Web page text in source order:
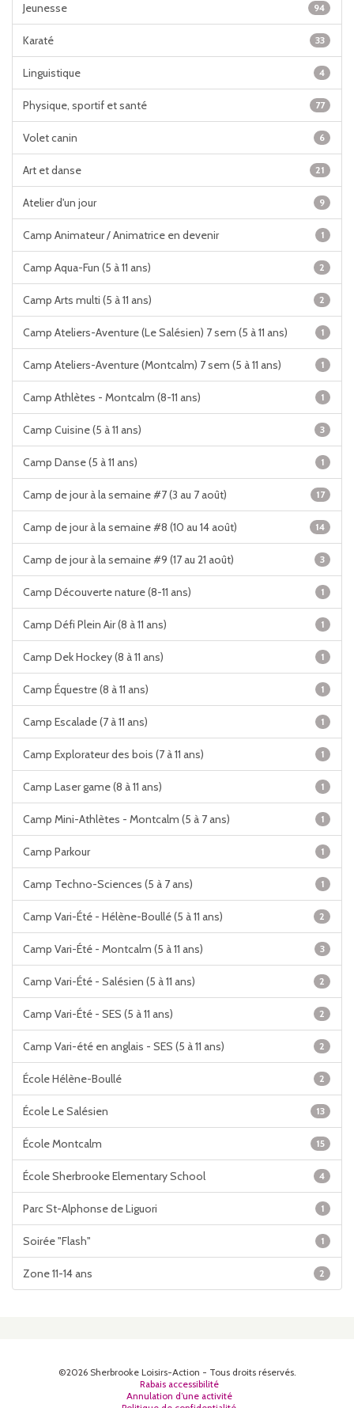
Jeunesse 94
Karaté 33
Linguistique 4
Physique, sportif et santé 77
Volet canin 6
Art et danse 21
Atelier d'un jour 9
Camp Animateur / Animatrice en devenir 1
Camp Aqua-Fun (5 à 11 ans) 2
Camp Arts multi (5 à 11 ans) 2
Camp Ateliers-Aventure (Le Salésien) 7 sem (5 à 11 ans) 1
Camp Ateliers-Aventure (Montcalm) 7 sem (5 à 11 ans) 1
Camp Athlètes - Montcalm (8-11 ans) 1
Camp Cuisine (5 à 11 ans) 3
Camp Danse (5 à 11 ans) 1
Camp de jour à la semaine #7 (3 au 7 août) 17
Camp de jour à la semaine #8 (10 au 14 août) 14
Camp de jour à la semaine #9 (17 au 21 août) 3
Camp Découverte nature (8-11 ans) 1
Camp Défi Plein Air (8 à 11 ans) 1
Camp Dek Hockey (8 à 11 ans) 1
Camp Équestre (8 à 11 ans) 1
Camp Escalade (7 à 11 ans) 1
Camp Explorateur des bois (7 à 11 ans) 1
Camp Laser game (8 à 11 ans) 1
Camp Mini-Athlètes - Montcalm (5 à 7 ans) 1
Camp Parkour 1
Camp Techno-Sciences (5 à 7 ans) 1
Camp Vari-Été - Hélène-Boullé (5 à 11 ans) 2
Camp Vari-Été - Montcalm (5 à 11 ans) 3
Camp Vari-Été - Salésien (5 à 11 ans) 2
Camp Vari-Été - SES (5 à 11 ans) 2
Camp Vari-été en anglais - SES (5 à 11 ans) 2
École Hélène-Boullé 2
École Le Salésien 13
École Montcalm 15
École Sherbrooke Elementary School 4
Parc St-Alphonse de Liguori 1
Soirée "Flash" 1
Zone 11-14 ans 2
©2026 Sherbrooke Loisirs-Action - Tous droits réservés.
Rabais accessibilité
Annulation d’une activité